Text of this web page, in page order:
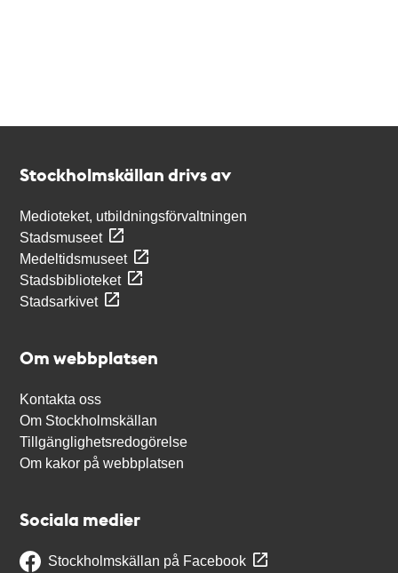
Stockholmskällan drivs av
Medioteket, utbildningsförvaltningen
Stadsmuseet
Medeltidsmuseet
Stadsbiblioteket
Stadsarkivet
Om webbplatsen
Kontakta oss
Om Stockholmskällan
Tillgänglighetsredogörelse
Om kakor på webbplatsen
Sociala medier
Stockholmskällan på Facebook